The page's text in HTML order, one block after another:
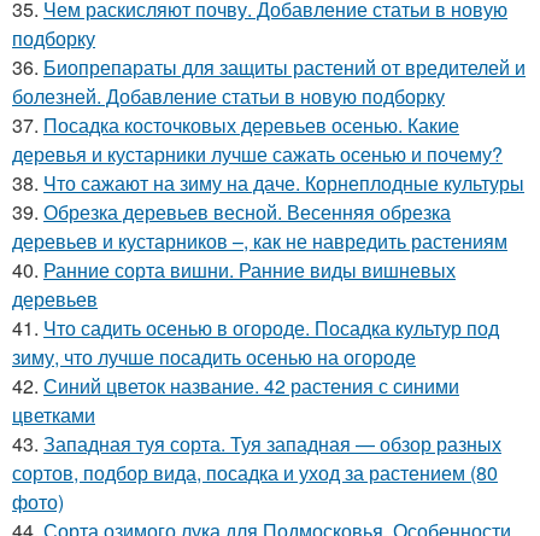
35. Чем раскисляют почву. Добавление статьи в новую
подборку
36. Биопрепараты для защиты растений от вредителей и
болезней. Добавление статьи в новую подборку
37. Посадка косточковых деревьев осенью. Какие
деревья и кустарники лучше сажать осенью и почему?
38. Что сажают на зиму на даче. Корнеплодные культуры
39. Обрезка деревьев весной. Весенняя обрезка
деревьев и кустарников –, как не навредить растениям
40. Ранние сорта вишни. Ранние виды вишневых
деревьев
41. Что садить осенью в огороде. Посадка культур под
зиму, что лучше посадить осенью на огороде
42. Синий цветок название. 42 растения с синими
цветками
43. Западная туя сорта. Туя западная — обзор разных
сортов, подбор вида, посадка и уход за растением (80
фото)